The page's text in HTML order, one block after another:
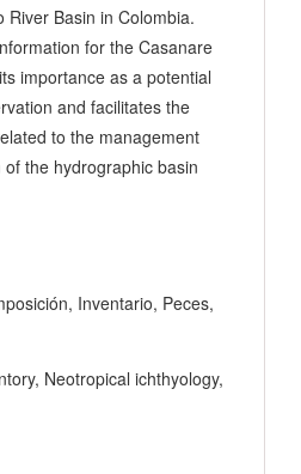
Basin in Colombia.
for the Casanare
importance as a potential
and facilitates the
to the management
the hydrographic basin
Inventario, Peces,
Neotropical ichthyology,